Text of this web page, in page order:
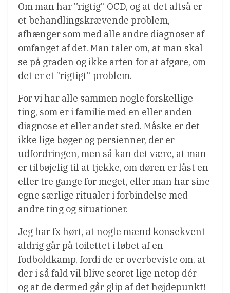
Om man har ”rigtig” OCD, og at det altså er
et behandlingskrævende problem,
afhænger som med alle andre diagnoser af
omfanget af det. Man taler om, at man skal
se på graden og ikke arten for at afgøre, om
det er et ”rigtigt” problem.
For vi har alle sammen nogle forskellige
ting, som er i familie med en eller anden
diagnose et eller andet sted. Måske er det
ikke lige bøger og persienner, der er
udfordringen, men så kan det være, at man
er tilbøjelig til at tjekke, om døren er låst en
eller tre gange for meget, eller man har sine
egne særlige ritualer i forbindelse med
andre ting og situationer.
Jeg har fx hørt, at nogle mænd konsekvent
aldrig går på toilettet i løbet af en
fodboldkamp, fordi de er overbeviste om, at
der i så fald vil blive scoret lige netop dér –
og at de dermed går glip af det højdepunkt!